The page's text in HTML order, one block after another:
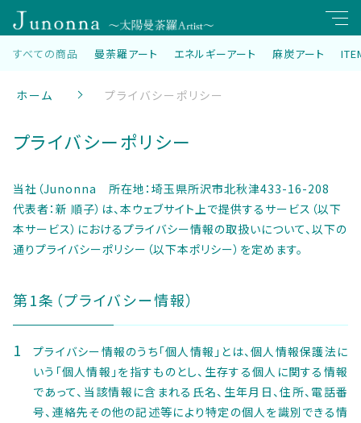
すべての商品 曼荼羅アート エネルギーアート 麻炭アート
ホーム プライバシーポリシー
プライバシーポリシー
当社（Junonna 所在地：埼玉県所沢市北秋津433-16-208
代表者：新 順子）は、本ウェブサイト上で提供するサービス（以下
本サービス）におけるプライバシー情報の取扱いについて、以下の
通りプライバシーポリシー（以下本ポリシー）を定めます。
第1条（プライバシー情報）
プライバシー情報のうち「個人情報」とは、個人情報保護法に
いう「個人情報」を指すものとし、生存する個人に関する情報
であって、当該情報に含まれる氏名、生年月日、住所、電話番
号、連絡先その他の記述等により特定の個人を識別できる情
エネルギーアート
麻炭アート
ITEMs
キーワード検索
こだわり検索
子カテゴリ
その他